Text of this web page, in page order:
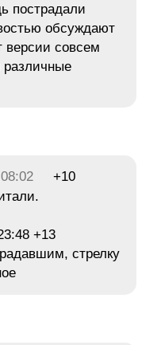
пострадали
обсуждают
версии совсем
различные
+10
+13
стрелку